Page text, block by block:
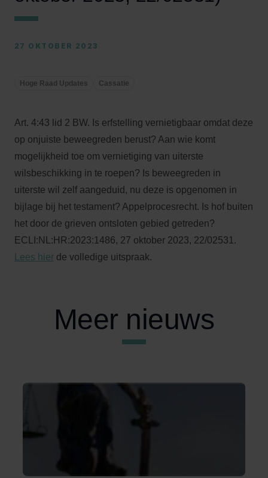
27 OKTOBER 2023
Hoge Raad Updates Cassatie
Art. 4:43 lid 2 BW. Is erfstelling vernietigbaar omdat deze
op onjuiste beweegreden berust? Aan wie komt
mogelijkheid toe om vernietiging van uiterste
wilsbeschikking in te roepen? Is beweegreden in
uiterste wil zelf aangeduid, nu deze is opgenomen in
bijlage bij het testament? Appelprocesrecht. Is hof buiten
het door de grieven ontsloten gebied getreden?
ECLI:NL:HR:2023:1486, 27 oktober 2023, 22/02531.
Lees hier de volledige uitspraak.
Meer nieuws